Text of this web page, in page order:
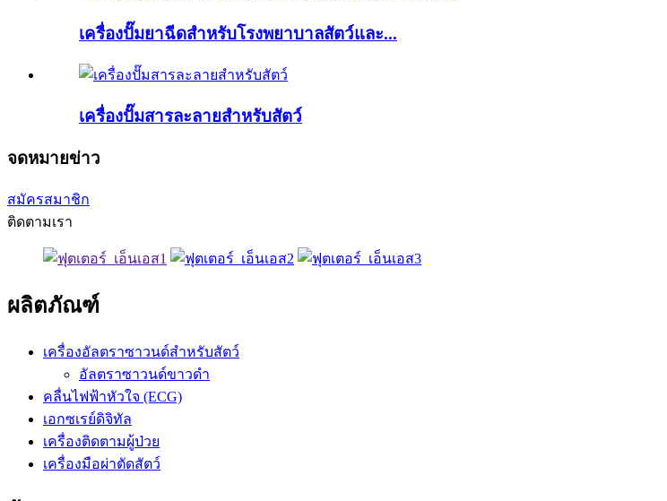
เครื่องปั๊มยาฉีดสำหรับโรงพยาบาลสัตว์และ...
เครื่องปั๊มสารละลายสำหรับสัตว์
จดหมายข่าว
สมัครสมาชิก
ติดตามเรา
ผลิตภัณฑ์
เครื่องอัลตราซาวนด์สำหรับสัตว์
อัลตราซาวนด์ขาวดำ
คลื่นไฟฟ้าหัวใจ (ECG)
เอกซเรย์ดิจิทัล
เครื่องติดตามผู้ป่วย
เครื่องมือผ่าตัดสัตว์